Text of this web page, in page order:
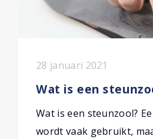
28 januari 2021
Wat is een
Wat is een steunzool?
wordt vaak gebruikt,